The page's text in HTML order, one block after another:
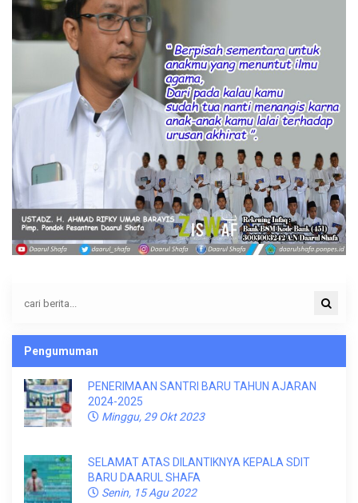
Pengumuman
PENERIMAAN SANTRI BARU TAHUN AJARAN
2024-2025
Minggu, 29 Okt 2023
SELAMAT ATAS DILANTIKNYA KEPALA SDIT
BARU DAARUL SHAFA
Senin, 15 Agu 2022